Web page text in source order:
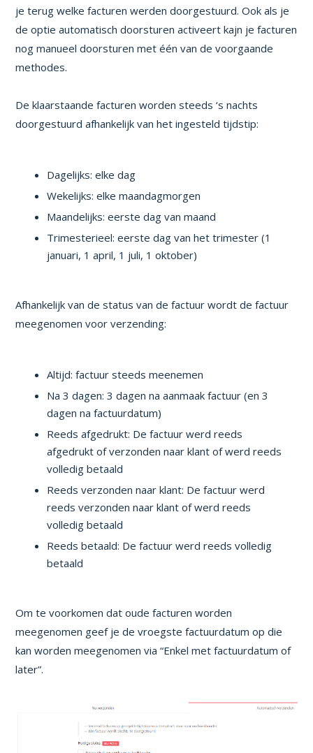
je terug welke facturen werden doorgestuurd. Ook als je
de optie automatisch doorsturen activeert kajn je facturen
nog manueel doorsturen met één van de voorgaande
methodes.
De klaarstaande facturen worden steeds ‘s nachts
doorgestuurd afhankelijk van het ingesteld tijdstip:
Dagelijks: elke dag
Wekelijks: elke maandagmorgen
Maandelijks: eerste dag van maand
Trimesterieel: eerste dag van het trimester (1
januari, 1 april, 1 juli, 1 oktober)
Afhankelijk van de status van de factuur wordt de factuur
meegenomen voor verzending:
Altijd: factuur steeds meenemen
Na 3 dagen: 3 dagen na aanmaak factuur (en 3
dagen na factuurdatum)
Reeds afgedrukt: De factuur werd reeds
afgedrukt of verzonden naar klant of werd reeds
volledig betaald
Reeds verzonden naar klant: De factuur werd
reeds verzonden naar klant of werd reeds
volledig betaald
Reeds betaald: De factuur werd reeds volledig
betaald
Om te voorkomen dat oude facturen worden
meegenomen geef je de vroegste factuurdatum op die
kan worden meegenomen via “Enkel met factuurdatum of
later”.